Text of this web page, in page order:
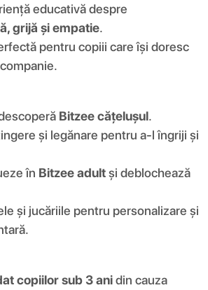
educativă despre
grijă și empatie.
pentru copiii care își doresc
Bitzee cățelușul.
și legănare pentru a-l îngriji și
în Bitzee adultși deblochează
și jucăriile pentru personalizare și
copiilor sub 3 anidin cauza